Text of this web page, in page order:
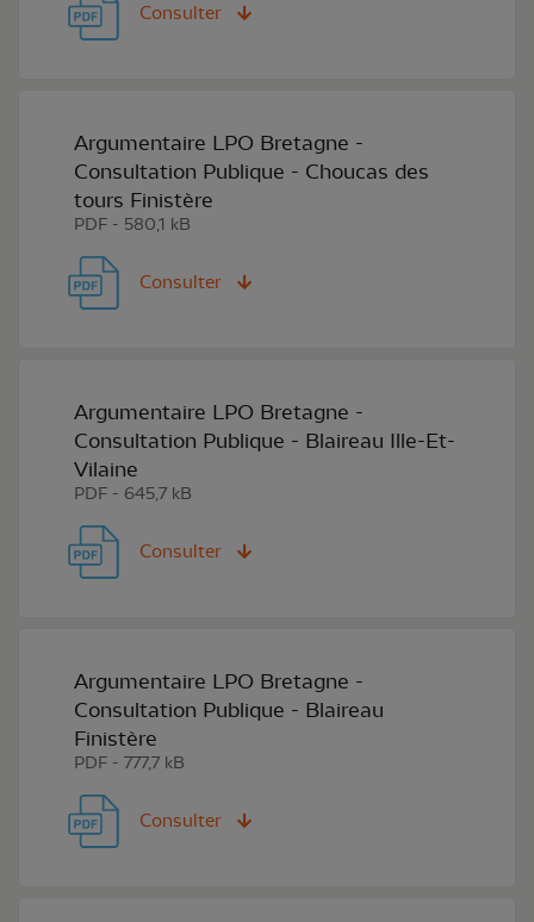
Consulter
Argumentaire LPO Bretagne -
Consultation Publique - Choucas des
tours Finistère
PDF - 580,1 kB
Consulter
Argumentaire LPO Bretagne -
Consultation Publique - Blaireau Ille-Et-
Vilaine
PDF - 645,7 kB
Consulter
Argumentaire LPO Bretagne -
Consultation Publique - Blaireau
Finistère
PDF - 777,7 kB
Consulter